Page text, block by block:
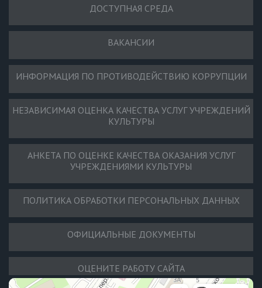
ДОСТУПНАЯ СРЕДА
ВАКАНСИИ
ИНФОРМАЦИЯ ПО ПРОТИВОДЕЙСТВИЮ КОРРУПЦИИ
НЕЗАВИСИМАЯ ОЦЕНКА КАЧЕСТВА УСЛУГ УЧРЕЖДЕНИЙ
КУЛЬТУРЫ
АНКЕТА ПО ОЦЕНКЕ КАЧЕСТВА ОКАЗАНИЯ УСЛУГ
УЧРЕЖДЕНИЯМИ КУЛЬТУРЫ
ПОЛИТИКА ОБРАБОТКИ ПЕРСОНАЛЬНЫХ ДАННЫХ
ОФИЦИАЛЬНЫЕ ДОКУМЕНТЫ
ОЦЕНИТЕ РАБОТУ САЙТА